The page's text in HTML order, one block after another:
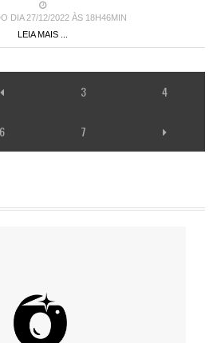
DIA 27/12/2022 ÀS 18H46MIN
LEIA MAIS ...
3 4
6 7